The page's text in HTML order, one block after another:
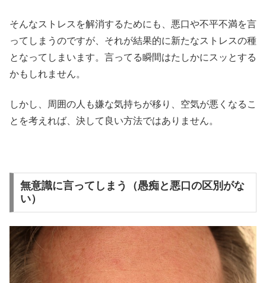
そんなストレスを解消するためにも、悪口や不平不満を言
ってしまうのですが、それが結果的に新たなストレスの種
となってしまいます。言ってる瞬間はたしかにスッとする
かもしれません。
しかし、周囲の人も嫌な気持ちが移り、空気が悪くなるこ
とを考えれば、決して良い方法ではありません。
無意識に言ってしまう（愚痴と悪口の区別がな
い）